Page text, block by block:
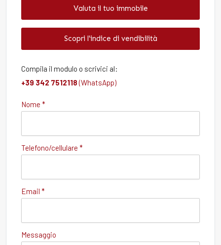
Valuta il tuo immobile
Scopri l'indice di vendibilità
Compila il modulo o scrivici al:
+39 342 7512118(WhatsApp)
Nome *
Telefono/cellulare *
Email *
Messaggio